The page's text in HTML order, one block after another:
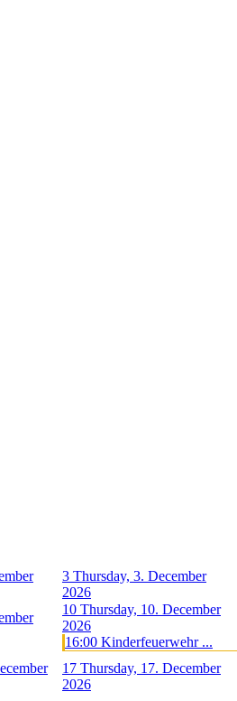
3 Thursday, 3. December
2026
10 Thursday, 10. December
2026
16:00 Kinderfeuerwehr ...
17 Thursday, 17. December
2026